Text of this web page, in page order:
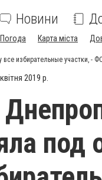
Новини
Погода Карта міста
избирательные участки, -
2019 р.
под